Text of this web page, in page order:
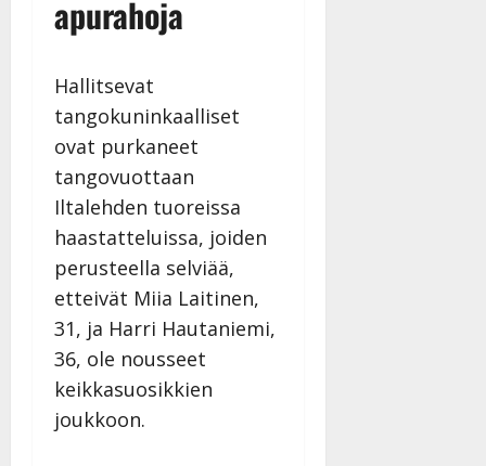
apurahoja
Hallitsevat
tangokuninkaalliset
ovat purkaneet
tangovuottaan
Iltalehden tuoreissa
haastatteluissa, joiden
perusteella selviää,
etteivät Miia Laitinen,
31, ja Harri Hautaniemi,
36, ole nousseet
keikkasuosikkien
joukkoon.